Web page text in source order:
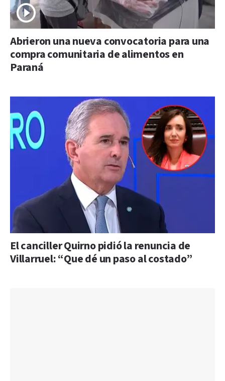
Abrieron una nueva convocatoria para una
compra comunitaria de alimentos en
Paraná
El canciller Quirno pidió la renuncia de
Villarruel: “Que dé un paso al costado”